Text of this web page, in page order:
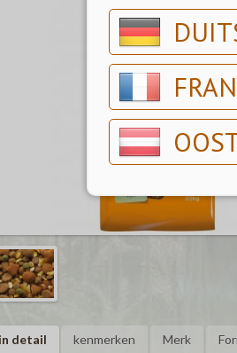
in detail kenmerken Merk